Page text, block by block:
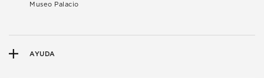
Museo Palacio
AYUDA